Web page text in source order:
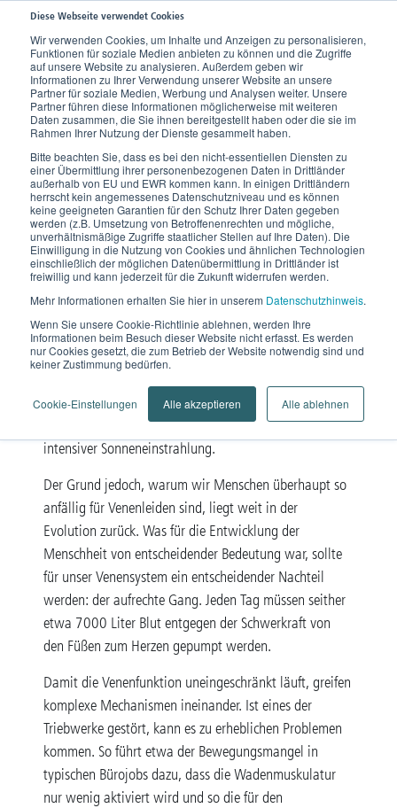
Diese Webseite verwendet Cookies
Wir verwenden Cookies, um Inhalte und Anzeigen zu personalisieren,
Funktionen für soziale Medien anbieten zu können und die Zugriffe
auf unsere Website zu analysieren. Außerdem geben wir
Informationen zu Ihrer Verwendung unserer Website an unsere
Partner für soziale Medien, Werbung und Analysen weiter. Unsere
Partner führen diese Informationen möglicherweise mit weiteren
Daten zusammen, die Sie ihnen bereitgestellt haben oder die sie im
Rahmen Ihrer Nutzung der Dienste gesammelt haben.
Bitte beachten Sie, dass es bei den nicht-essentiellen Diensten zu
einer Übermittlung ihrer personenbezogenen Daten in Drittländer
außerhalb von EU und EWR kommen kann. In einigen Drittländern
herrscht kein angemessenes Datenschutzniveau und es können
keine geeigneten Garantien für den Schutz Ihrer Daten gegeben
werden (z.B. Umsetzung von Betroffenenrechten und mögliche,
unverhältnismäßige Zugriffe staatlicher Stellen auf Ihre Daten). Die
Einwilligung in die Nutzung von Cookies und ähnlichen Technologien
einschließlich der möglichen Datenübermittlung in Drittländer ist
freiwillig und kann jederzeit für die Zukunft widerrufen werden.
Mehr Informationen erhalten Sie hier in unserem Datenschutzhinweis.
Wenn Sie unsere Cookie-Richtlinie ablehnen, werden Ihre
Informationen beim Besuch dieser Website nicht erfasst. Es werden
nur Cookies gesetzt, die zum Betrieb der Website notwendig sind und
keiner Zustimmung bedürfen.
Cookie-Einstellungen Alle akzeptieren Alle ablehnen
Home Wissen Krankheitsbilder Venenleiden
Venenleiden
Hier erklären wir Ihnen dieEntstehung,die
Ursachenund dieSymptomevonVenenleiden.
So entsteht ein Venenleiden.
Venenleiden sind eine Volkskrankheit. Die Ursachen für
Erkrankungen der Venen sind vielfältig. Das Spektrum
reicht von vererbter oder altersbedingter
Bindegewebsschwäche über Veränderungen im
Wechseljahre) und Übergewicht bis hin zu beengender
Kleidung, Alkohol, Rauchen, Bewegungsmangel oder
intensiver Sonneneinstrahlung.
Der Grund jedoch, warum wir Menschen überhaupt so
anfällig für Venenleiden sind, liegt weit in der
Evolution zurück. Was für die Entwicklung der
Menschheit von entscheidender Bedeutung war, sollte
für unser Venensystem ein entscheidender Nachteil
werden: der aufrechte Gang. Jeden Tag müssen seither
etwa 7000 Liter Blut entgegen der Schwerkraft von
den Füßen zum Herzen gepumpt werden.
Damit die Venenfunktion uneingeschränkt läuft, greifen
komplexe Mechanismen ineinander. Ist eines der
Triebwerke gestört, kann es zu erheblichen Problemen
kommen. So führt etwa der Bewegungsmangel in
typischen Bürojobs dazu, dass die Wadenmuskulatur
nur wenig aktiviert wird und so die für den